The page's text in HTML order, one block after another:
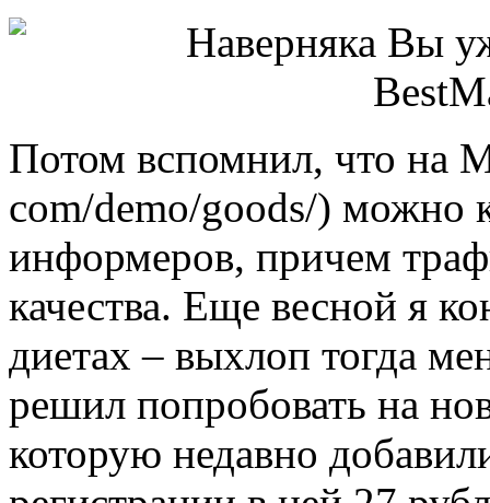
Потом вспомнил, что на
com/demo/goods/) можно
информеров, причем
качества. Еще весной я
диетах – выхлоп тогда
решил попробовать на
которую недавно